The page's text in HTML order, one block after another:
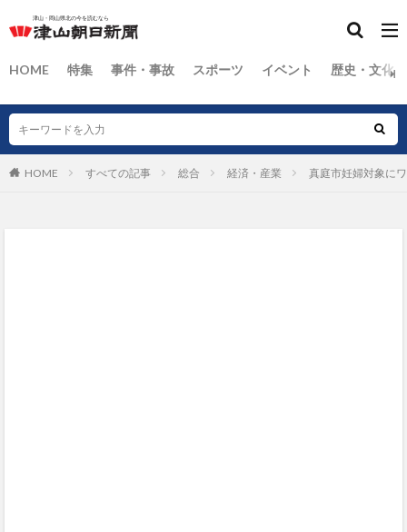
HOME 特集 事件・事故 スポーツ イベント 歴史・文化
HOME すべての記事 総合 経済・産業 真庭市妊婦対象に